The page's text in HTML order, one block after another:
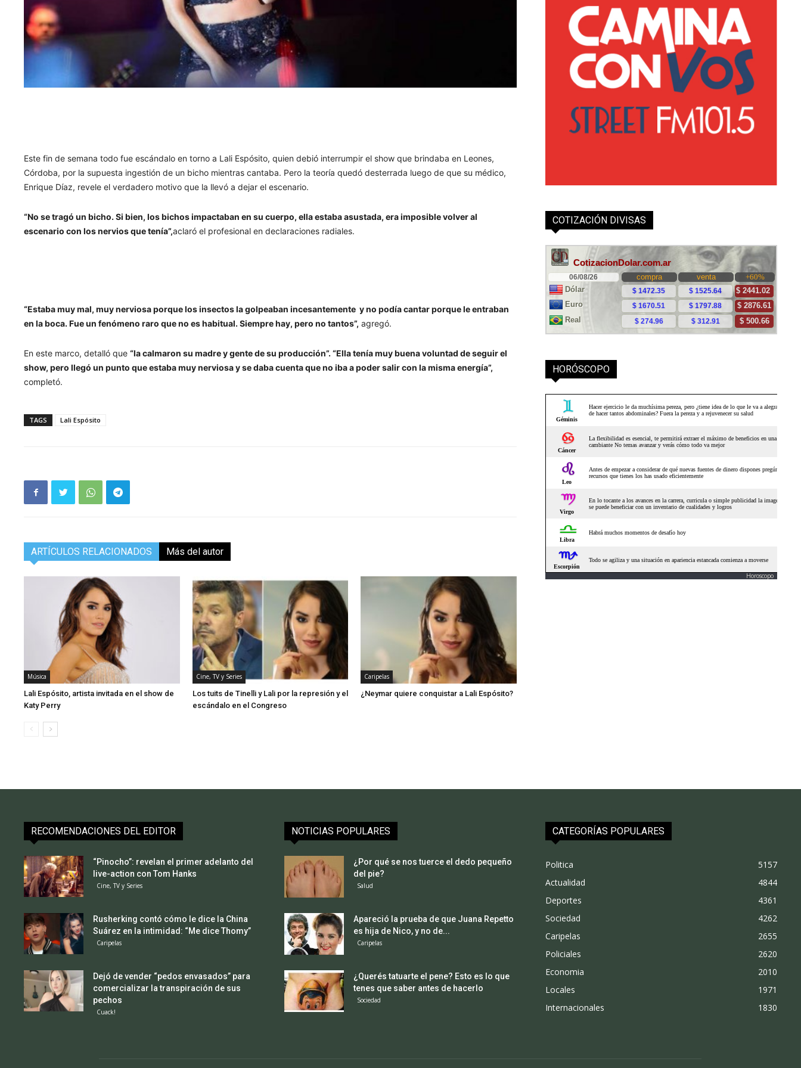
Este fin de semana todo fue escándalo en torno a Lali Espósito, quien debió interrumpir el show que brindaba en Leones,
Córdoba, por la supuesta ingestión de un bicho mientras cantaba. Pero la teoría quedó desterrada luego de que su médico,
Enrique Díaz, revele el verdadero motivo que la llevó a dejar el escenario.
“No se tragó un bicho. Si bien, los bichos impactaban en su cuerpo, ella estaba asustada, era imposible volver al
escenario con los nervios que tenía”,aclaró el profesional en declaraciones radiales.
“Estaba muy mal, muy nerviosa porque los insectos la golpeaban incesantemente y no podía cantar porque le entraban
en la boca. Fue un fenómeno raro que no es habitual. Siempre hay, pero no tantos”, agregó.
En este marco, detalló que“la calmaron su madre y gente de su producción”. “Ella tenía muy buena voluntad de seguir el
show, pero llegó un punto que estaba muy nerviosa y se daba cuenta que no iba a poder salir con la misma energía”,
completó.
TAGS Lali Espósito
ARTÍCULOS RELACIONADOS Más del autor
Música
Lali Espósito, artista invitada en el show de
Katy Perry
Cine, TV y Series
Los tuits de Tinelli y Lali por la represión y el
escándalo en el Congreso
Caripelas
¿Neymar quiere conquistar a Lali Espósito?
COTIZACIÓN DIVISAS
HORÓSCOPO
Horoscopo
RECOMENDACIONES DEL EDITOR
“Pinocho”: revelan el primer adelanto del
live-action con Tom Hanks
Cine, TV y Series
Rusherking contó cómo le dice la China
Suárez en la intimidad: “Me dice Thomy”
Caripelas
Dejó de vender “pedos envasados” para
comercializar la transpiración de sus
pechos
Cuack!
NOTICIAS POPULARES
¿Por qué se nos tuerce el dedo pequeño
del pie?
Salud
Apareció la prueba de que Juana Repetto
es hija de Nico, y no de...
Caripelas
¿Querés tatuarte el pene? Esto es lo que
tenes que saber antes de hacerlo
Sociedad
CATEGORÍAS POPULARES
Politica
5157
Actualidad
4844
Deportes
4361
Sociedad
4262
Caripelas
2655
Policiales
2620
Economia
2010
Locales
1971
Internacionales
1830